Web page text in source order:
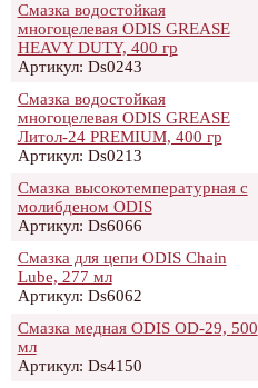
Смазка водостойкая
многоцелевая ODIS GREASE
HEAVY DUTY, 400 гр
Артикул: Ds0243
Смазка водостойкая
многоцелевая ODIS GREASE
Литол-24 PREMIUM, 400 гр
Артикул: Ds0213
Смазка высокотемпературная с
молибденом ODIS
Артикул: Ds6066
Смазка для цепи ODIS Chain
Lube, 277 мл
Артикул: Ds6062
Смазка медная ODIS OD-29, 500
мл
Артикул: Ds4150